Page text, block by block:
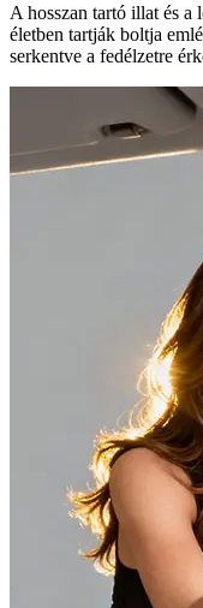
A hosszan tartó illat és
életben tartják boltja
serkentve a fedélzetre